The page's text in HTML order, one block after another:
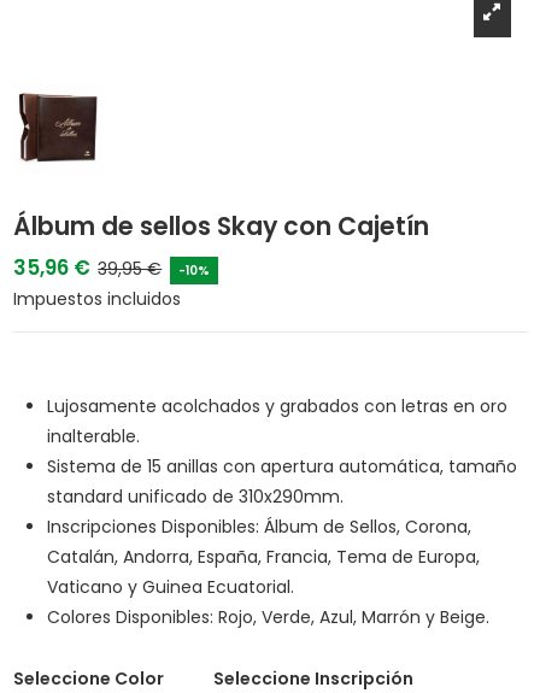
Álbum de sellos Skay con Cajetín
35,96 € 39,95 € -10%
Impuestos incluidos
Lujosamente acolchados y grabados con letras en oro
inalterable.
Sistema de 15 anillas con apertura automática, tamaño
standard unificado de 310x290mm.
Inscripciones Disponibles: Álbum de Sellos, Corona,
Catalán, Andorra, España, Francia, Tema de Europa,
Vaticano y Guinea Ecuatorial.
Colores Disponibles: Rojo, Verde, Azul, Marrón y Beige.
Seleccione Color
Seleccione Inscripción